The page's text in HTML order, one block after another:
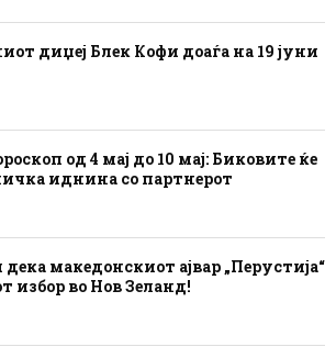
диџеј Блек Кофи доаѓа на 19 јуни
од 4 мај до 10 мај: Биковите ќе
иднина со партнерот
дека македонскиот ајвар „Перустија“
избор во Нов Зеланд!